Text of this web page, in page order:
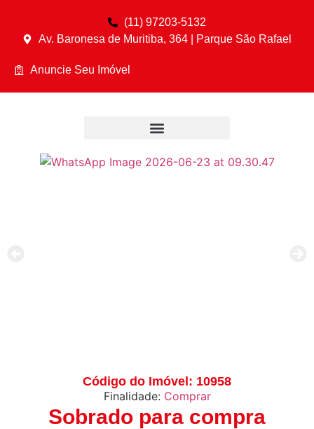
(11) 97203-5132
Av. Baronesa de Muritiba, 364 | Parque São Rafael
Anuncie Seu Imóvel
Código do Imóvel: 10958
Finalidade: Comprar
Sobrado para compra